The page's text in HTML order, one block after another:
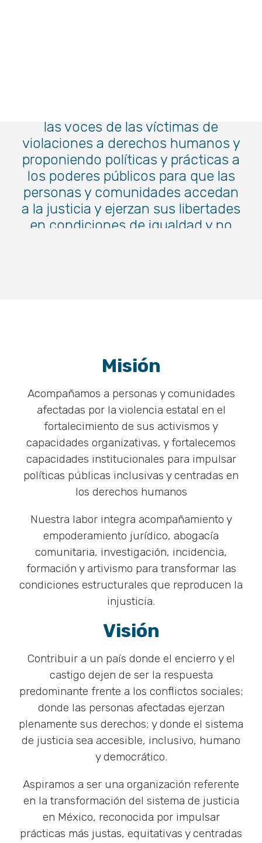
las voces de las víctimas de
violaciones a derechos humanos y
proponiendo políticas y prácticas a
los poderes públicos para que las
personas y comunidades accedan
a la justicia y ejerzan sus libertades
en condiciones de igualdad y no
Misión
Acompañamos a personas y comunidades
afectadas por la violencia estatal en el
fortalecimiento de sus activismos y
capacidades organizativas, y fortalecemos
capacidades institucionales para impulsar
políticas públicas inclusivas y centradas en
los derechos humanos
Nuestra labor integra acompañamiento y
empoderamiento jurídico, abogacía
comunitaria, investigación, incidencia,
formación y artivismo para transformar las
condiciones estructurales que reproducen la
injusticia.
Visión
Contribuir a un país donde el encierro y el
castigo dejen de ser la respuesta
predominante frente a los conflictos sociales;
donde las personas afectadas ejerzan
plenamente sus derechos; y donde el sistema
de justicia sea accesible, inclusivo, humano
y democrático.
Aspiramos a ser una organización referente
en la transformación del sistema de justicia
en México, reconocida por impulsar
prácticas más justas, equitativas y centradas